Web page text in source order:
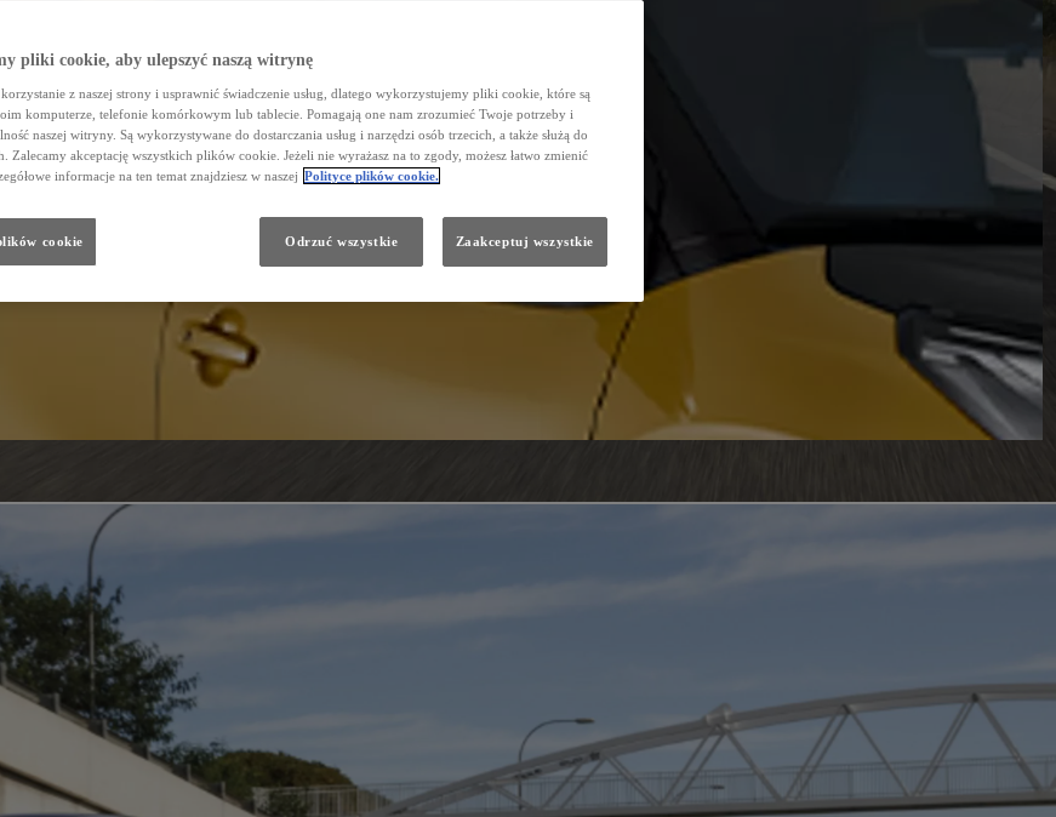
pliki cookie, aby ulepszyć naszą witrynę
z naszej strony i usprawnić świadczenie usług, dlatego wykorzystujemy pliki cookie, które są
komputerze, telefonie komórkowym lub tablecie. Pomagają one nam zrozumieć Twoje potrzeby i
naszej witryny. Są wykorzystywane do dostarczania usług i narzędzi osób trzecich, a także służą do
Zalecamy akceptację wszystkich plików cookie. Jeżeli nie wyrażasz na to zgody, możesz łatwo zmienić
informacje na ten temat znajdziesz w naszej Polityce plików cookie.
Odrzuć wszystkie Zaakceptuj wszystkie
cookie